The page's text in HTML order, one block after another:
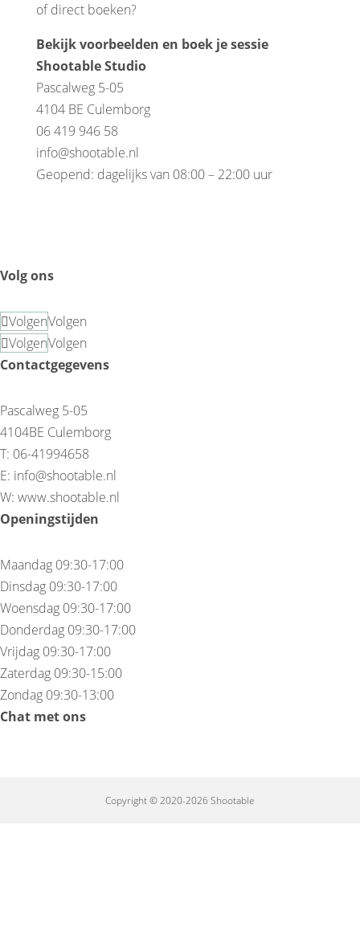
of direct boeken?
Bekijk voorbeelden en boek je sessie
Shootable Studio
Pascalweg 5-05
4104 BE Culemborg
06 419 946 58
info@shootable.nl
Geopend: dagelijks van 08:00 – 22:00 uur
Volg ons
VolgenVolgen
VolgenVolgen
Contactgegevens
Pascalweg 5-05
4104BE Culemborg
T: 06-41994658
E: info@shootable.nl
W: www.shootable.nl
Openingstijden
Maandag 09:30-17:00
Dinsdag 09:30-17:00
Woensdag 09:30-17:00
Donderdag 09:30-17:00
Vrijdag 09:30-17:00
Zaterdag 09:30-15:00
Zondag 09:30-13:00
Chat met ons
Copyright © 2020-2026 Shootable